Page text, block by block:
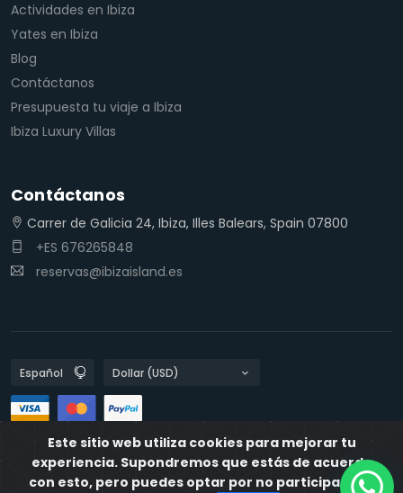
Actividades en Ibiza
Yates en Ibiza
Blog
Contáctanos
Presupuesta tu viaje a Ibiza
Ibiza Luxury Villas
Contáctanos
Carrer de Galicia 24, Ibiza, Illes Balears, Spain 07800
+ES 676265848
reservas@ibizaisland.es
Políticas de privacidad Políticas de Cookies IbizaIsland
Este sitio web utiliza cookies para mejorar tu
experiencia. Supondremos que estás de acuerdo
con esto, pero puedes optar por no participar si lo